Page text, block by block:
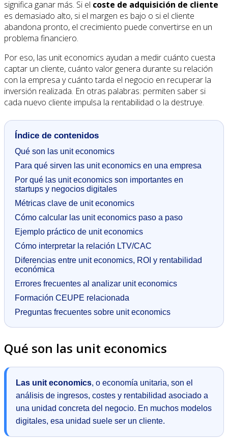
significa ganar más. Si el coste de adquisición de cliente
es demasiado alto, si el margen es bajo o si el cliente
abandona pronto, el crecimiento puede convertirse en un
problema financiero.
Por eso, las unit economics ayudan a medir cuánto cuesta
captar un cliente, cuánto valor genera durante su relación
con la empresa y cuánto tarda el negocio en recuperar la
inversión realizada. En otras palabras: permiten saber si
cada nuevo cliente impulsa la rentabilidad o la destruye.
Índice de contenidos
Qué son las unit economics
Para qué sirven las unit economics en una empresa
Por qué las unit economics son importantes en
startups y negocios digitales
Métricas clave de unit economics
Cómo calcular las unit economics paso a paso
Ejemplo práctico de unit economics
Cómo interpretar la relación LTV/CAC
Diferencias entre unit economics, ROI y rentabilidad
económica
Errores frecuentes al analizar unit economics
Formación CEUPE relacionada
Preguntas frecuentes sobre unit economics
Qué son las unit economics
Las unit economics, o economía unitaria, son el
análisis de ingresos, costes y rentabilidad asociado a
una unidad concreta del negocio. En muchos modelos
digitales, esa unidad suele ser un cliente.